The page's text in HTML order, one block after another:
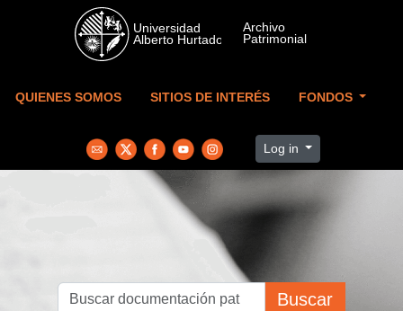
Skip to main content
QUIENES SOMOS SITIOS DE INTERÉS FONDOS
Log in
Buscar